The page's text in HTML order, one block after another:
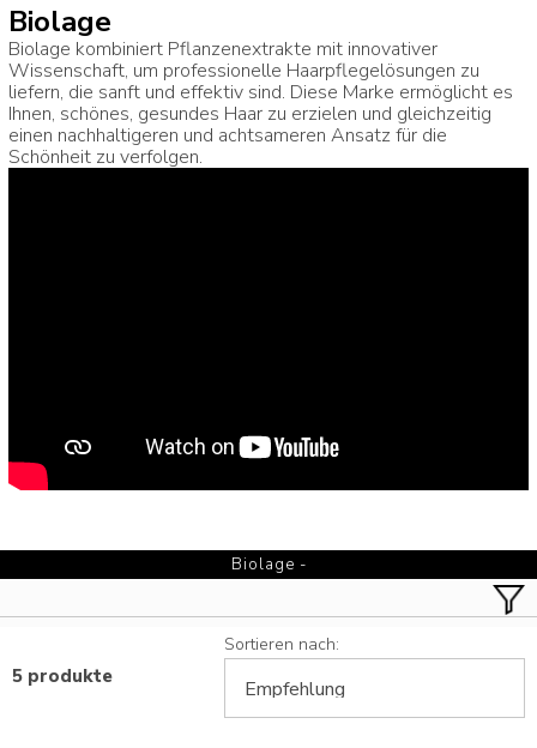
Biolage
Biolage kombiniert Pflanzenextrakte mit innovativer
Wissenschaft, um professionelle Haarpflegelösungen zu
liefern, die sanft und effektiv sind. Diese Marke ermöglicht es
Ihnen, schönes, gesundes Haar zu erzielen und gleichzeitig
einen nachhaltigeren und achtsameren Ansatz für die
Schönheit zu verfolgen.
Biolage -
5 produkte
Sortieren nach: